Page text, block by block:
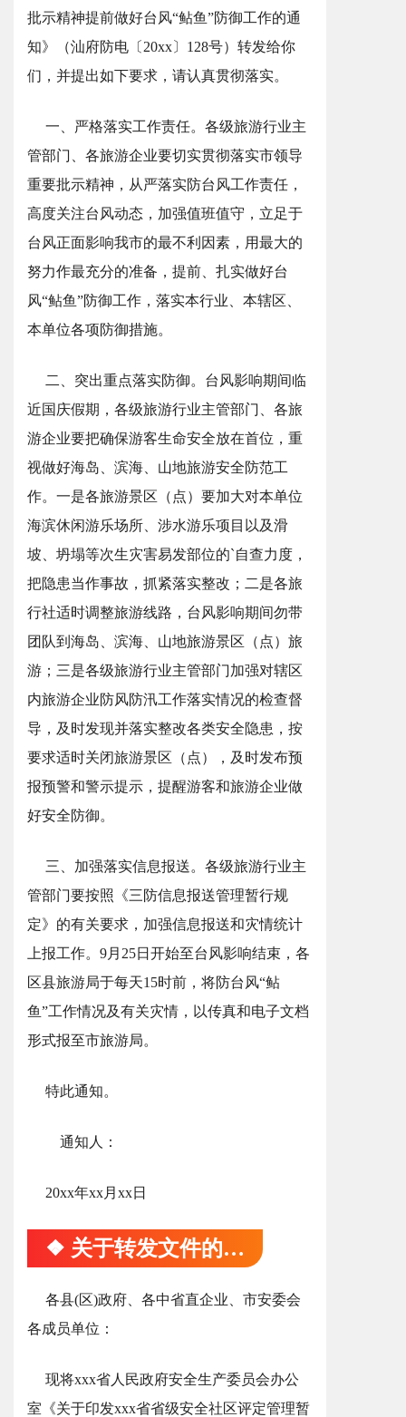
批示精神提前做好台风“鲇鱼”防御工作的通
知》（汕府防电〔20xx〕128号）转发给你
们，并提出如下要求，请认真贯彻落实。
一、严格落实工作责任。各级旅游行业主
管部门、各旅游企业要切实贯彻落实市领导
重要批示精神，从严落实防台风工作责任，
高度关注台风动态，加强值班值守，立足于
台风正面影响我市的最不利因素，用最大的
努力作最充分的准备，提前、扎实做好台
风“鲇鱼”防御工作，落实本行业、本辖区、
本单位各项防御措施。
二、突出重点落实防御。台风影响期间临
近国庆假期，各级旅游行业主管部门、各旅
游企业要把确保游客生命安全放在首位，重
视做好海岛、滨海、山地旅游安全防范工
作。一是各旅游景区（点）要加大对本单位
海滨休闲游乐场所、涉水游乐项目以及滑
坡、坍塌等次生灾害易发部位的`自查力度，
把隐患当作事故，抓紧落实整改；二是各旅
行社适时调整旅游线路，台风影响期间勿带
团队到海岛、滨海、山地旅游景区（点）旅
游；三是各级旅游行业主管部门加强对辖区
内旅游企业防风防汛工作落实情况的检查督
导，及时发现并落实整改各类安全隐患，按
要求适时关闭旅游景区（点），及时发布预
报预警和警示提示，提醒游客和旅游企业做
好安全防御。
三、加强落实信息报送。各级旅游行业主
管部门要按照《三防信息报送管理暂行规
定》的有关要求，加强信息报送和灾情统计
上报工作。9月25日开始至台风影响结束，各
区县旅游局于每天15时前，将防台风“鲇
鱼”工作情况及有关灾情，以传真和电子文档
形式报至市旅游局。
特此通知。
通知人：
20xx年xx月xx日
❖ 关于转发文件的通知
各县(区)政府、各中省直企业、市安委会
各成员单位：
现将xxx省人民政府安全生产委员会办公
室《关于印发xxx省省级安全社区评定管理暂